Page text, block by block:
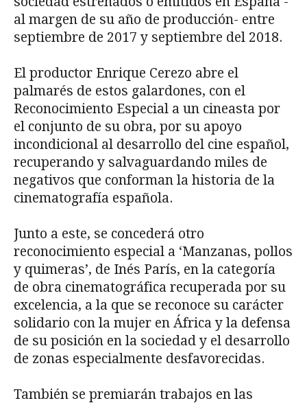
al margen de su año de producción- entre
septiembre de 2017 y septiembre del 2018.
El productor Enrique Cerezo abre el
palmarés de estos galardones, con el
Reconocimiento Especial a un cineasta por
el conjunto de su obra, por su apoyo
incondicional al desarrollo del cine español,
recuperando y salvaguardando miles de
negativos que conforman la historia de la
cinematografía española.
Junto a este, se concederá otro
reconocimiento especial a ‘Manzanas, pollos
y quimeras’, de Inés París, en la categoría
de obra cinematográfica recuperada por su
excelencia, a la que se reconoce su carácter
solidario con la mujer en África y la defensa
de su posición en la sociedad y el desarrollo
de zonas especialmente desfavorecidas.
También se premiarán trabajos en las